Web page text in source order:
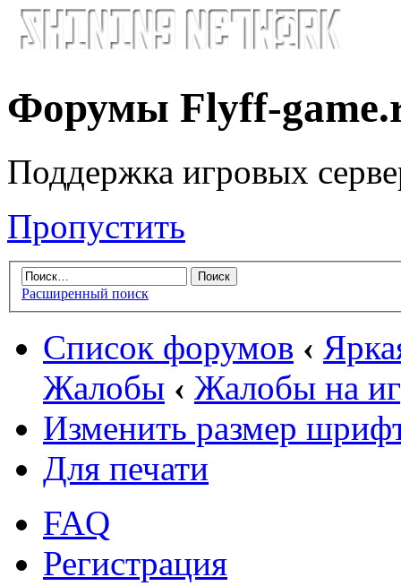
Форумы Flyff-
Поддержка игровых
Пропустить
Расширенный поиск
Список форумов ‹
Жалобы ‹ Жалобы на
Изменить размер
Для печати
FAQ
Регистрация